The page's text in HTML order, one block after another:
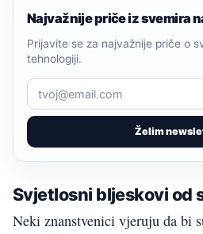
Najvažnije priče iz svemira
Želim
Prijavite se za najvažnije priče o
tehnologiji.
Svjetlosni bljeskovi od
Neki znanstvenici vjeruju da bi